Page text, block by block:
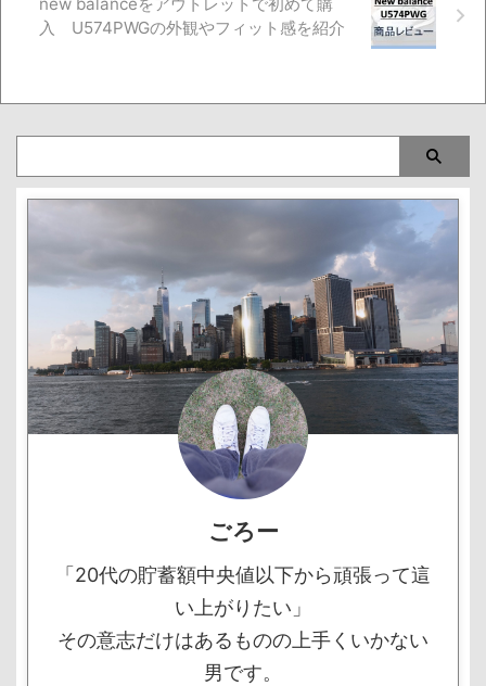
入 U574PWGの外観やフィット感を紹介
ごろー
「20代の貯蓄額中央値以下から頑張って這
い上がりたい」
その意志だけはあるものの上手くいかない
男です。